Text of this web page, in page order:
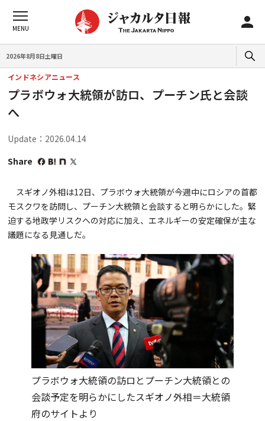
2026年8月8日土曜日
インドネシアニュース
プラボウォ大統領が訪ロ、プーチン氏と会談
へ
Update：2026.04.14
Share
スギオノ外相は12日、プラボウォ大統領が今週中にロシアの首都
モスクワを訪問し、プーチン大統領と会談すると明らかにした。緊
迫する地政学リスクへの対応に加え、エネルギーの安定確保が主な
議題になる見通しだ。
プラボウォ大統領の訪ロとプーチン大統領との
会談予定を明らかにしたスギオノ外相＝大統領
府のサイトより